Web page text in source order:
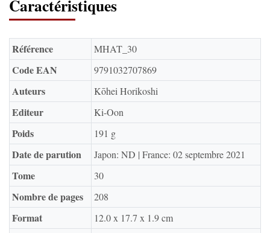
Caractéristiques
Référence MHAT_30
Code EAN 9791032707869
Auteurs Kōhei Horikoshi
Editeur Ki-Oon
Poids 191 g
Date de parution Japon: ND | France: 02 septembre 2021
Tome 30
Nombre de pages 208
Format 12.0 x 17.7 x 1.9 cm